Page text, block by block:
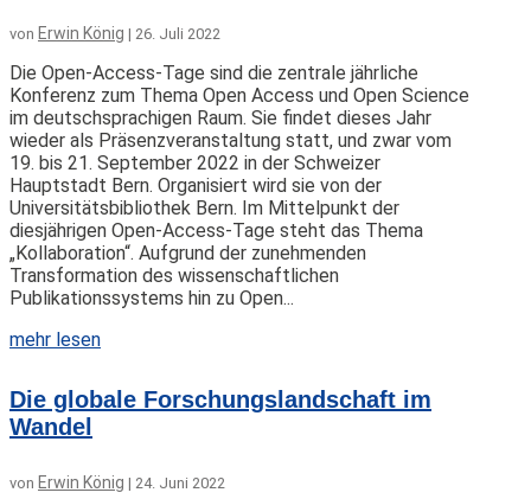
von Erwin König | 26. Juli 2022
Die Open-Access-Tage sind die zentrale jährliche
Konferenz zum Thema Open Access und Open Science
im deutschsprachigen Raum. Sie findet dieses Jahr
wieder als Präsenzveranstaltung statt, und zwar vom
19. bis 21. September 2022 in der Schweizer
Hauptstadt Bern. Organisiert wird sie von der
Universitätsbibliothek Bern. Im Mittelpunkt der
diesjährigen Open-Access-Tage steht das Thema
„Kollaboration“. Aufgrund der zunehmenden
Transformation des wissenschaftlichen
Publikationssystems hin zu Open...
mehr lesen
Die globale Forschungslandschaft im
Wandel
von Erwin König | 24. Juni 2022